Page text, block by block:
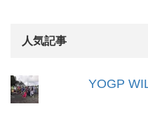
人気記事
YOGP